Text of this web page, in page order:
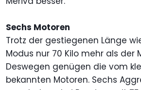
Sechs Motoren
Trotz der gestiegenen Länge
Modus nur 70 Kilo mehr als der
Deswegen genügen die vom
bekannten Motoren. Sechs